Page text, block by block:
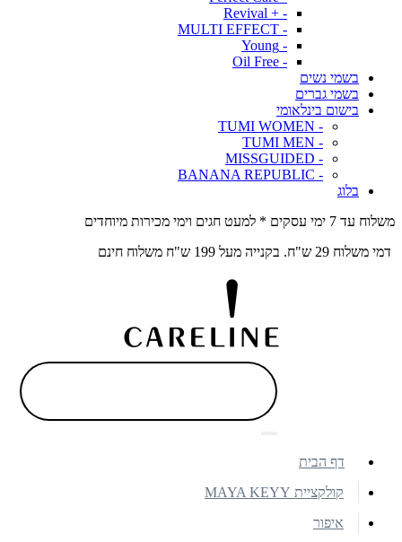
- + Revival
- MULTI EFFECT
- Young
- Oil Free
בשמי נשים
בשמי גברים
בישום בינלאומי
- TUMI WOMEN
- TUMI MEN
- MISSGUIDED
- BANANA REPUBLIC
בלוג
משלוח עד 7 ימי עסקים * למעט חגים וימי מכירות מיוחדים
דמי משלוח 29 ש"ח. בקנייה מעל 199 ש"ח משלוח חינם
דף הבית
קולקציית MAYA KEYY
איפור